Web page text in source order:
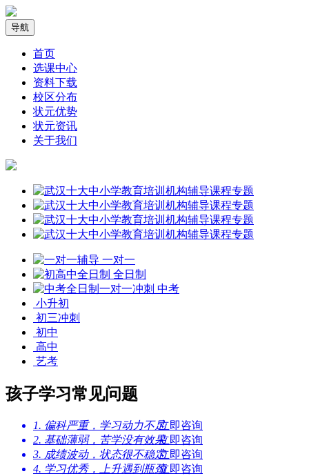
导航
首页
选课中心
资料下载
校区分布
状元优势
状元资讯
关于我们
一对一
全日制
中考
小升初
初三冲刺
初中
高中
艺考
孩子学习常见问题
1. 偏科严重，学习动力不足立即咨询
2. 基础薄弱，苦学没有效果立即咨询
3. 成绩波动，状态很不稳定立即咨询
4. 学习优秀，上升遇到瓶颈立即咨询